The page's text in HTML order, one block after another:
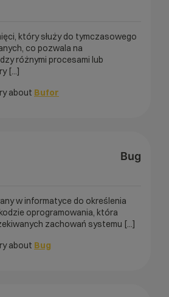
który służy do tymczasowego
co pozwala na
różnymi procesami lub
[...]
about Bufor
Bug
w informatyce do określenia
oprogramowania, która
zachowań systemu [...]
about Bug